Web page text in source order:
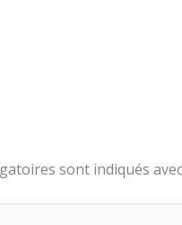
sont indiqués avec